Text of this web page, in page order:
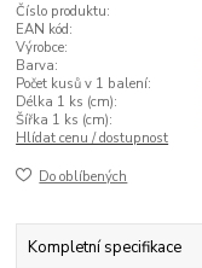
Číslo produktu:
EAN kód:
Výrobce:
Barva:
Počet kusů v 1 balení:
Délka 1 ks (cm):
Šířka 1 ks (cm):
Hlídat cenu / dostupnost
Do oblíbených
Kompletní specifikace